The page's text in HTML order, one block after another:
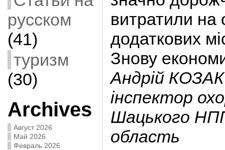
русском
(41)
туризм
(30)
Archives
Август 2026
Май 2026
Февраль 2026
витратили на
додаткових
Знову
Андрій КОЗАК
інспектор
Шацького
область